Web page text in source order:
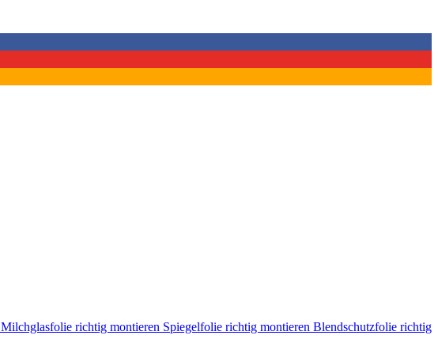
Milchglasfolie richtig montieren Spiegelfolie richtig montieren Blendschutzfolie richtig